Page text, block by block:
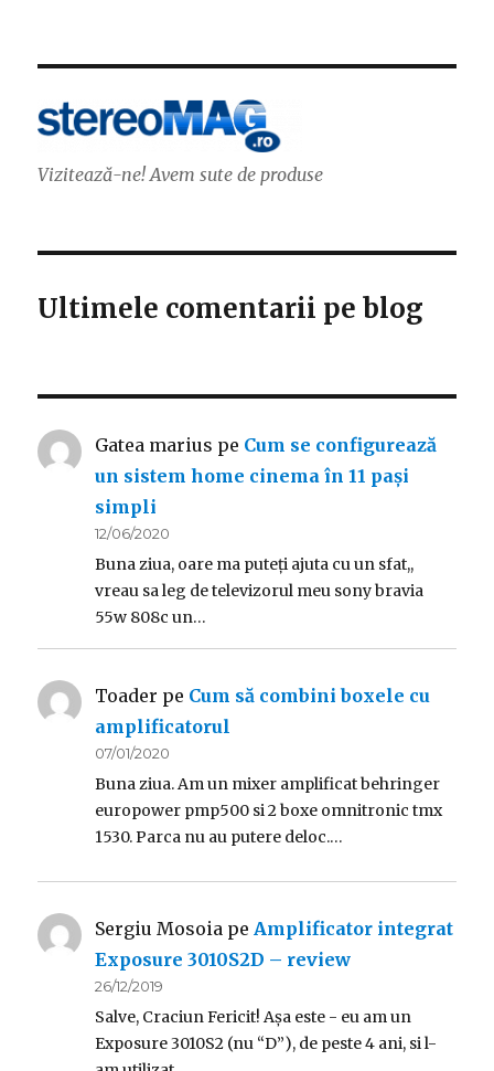
Vizitează-ne! Avem sute de produse
Ultimele comentarii pe blog
Gatea marius pe Cum se configurează
un sistem home cinema în 11 pași
simpli
12/06/2020
Buna ziua, oare ma puteți ajuta cu un sfat,,
vreau sa leg de televizorul meu sony bravia
55w 808c un…
Toader pe Cum să combini boxele cu
amplificatorul
07/01/2020
Buna ziua. Am un mixer amplificat behringer
europower pmp500 si 2 boxe omnitronic tmx
1530. Parca nu au putere deloc.…
Sergiu Mosoia peAmplificator integrat
Exposure 3010S2D – review
26/12/2019
Salve, Craciun Fericit! Așa este - eu am un
Exposure 3010S2 (nu “D”), de peste 4 ani, si l-